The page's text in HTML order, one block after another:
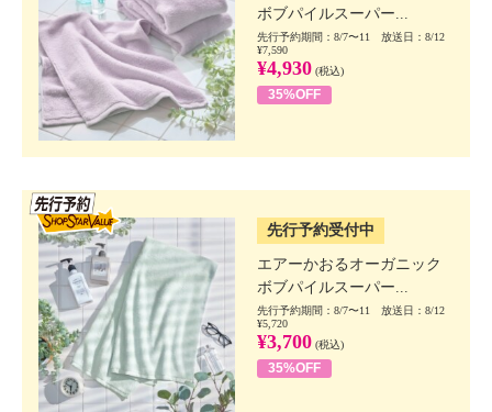
ボブパイルスーパー...
先行予約期間：8/7〜11 放送日：8/12
¥7,590
¥4,930 (税込)
35%OFF
先行予約受付中
エアーかおるオーガニック
ボブパイルスーパー...
先行予約期間：8/7〜11 放送日：8/12
¥5,720
¥3,700 (税込)
35%OFF